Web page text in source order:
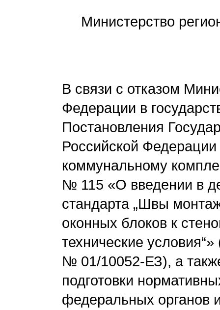
Министерство
В связи с отказом
Федерации в
Постановления
Российской
коммунальному
№ 115 «О введении в
стандарта „Швы
оконных блоков к
технические
№ 01/10052-ЕЗ), а
подготовки
федеральных органов